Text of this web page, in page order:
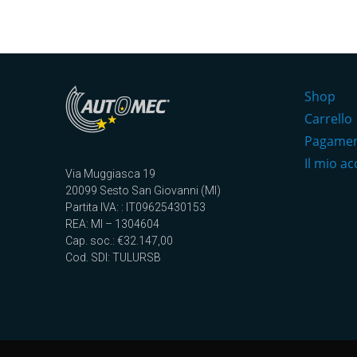
Via Muggiasca 19
20099 Sesto San Giovanni (MI)
Partita IVA: : IT09625430153
REA: MI – 1304604
Cap. soc.: €32.147,00
Cod. SDI: TULURSB
Shop
Carrello
Il mio